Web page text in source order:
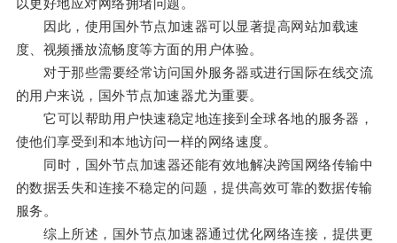
以更好地应对网络拥堵问题。
因此，使用国外节点加速器可以显著提高网站加载速
度、视频播放流畅度等方面的用户体验。
对于那些需要经常访问国外服务器或进行国际在线交流
的用户来说，国外节点加速器尤为重要。
它可以帮助用户快速稳定地连接到全球各地的服务器，
使他们享受到和本地访问一样的网络速度。
同时，国外节点加速器还能有效地解决跨国网络传输中
的数据丢失和连接不稳定的问题，提供高效可靠的数据传输
服务。
综上所述，国外节点加速器通过优化网络连接，提供更